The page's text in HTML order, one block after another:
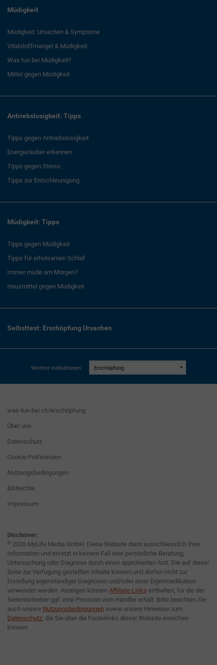
Müdigkeit
Müdigkeit: Ursachen & Symptome
Vitalstoffmangel & Müdigkeit
Was tun bei Müdigkeit?
Mittel gegen Müdigkeit
Antriebslosigkeit: Tipps
Tipps gegen Antriebslosigkeit
Energieräuber erkennen
Tipps gegen Stress
Tipps zur Entschleunigung
Müdigkeit: Tipps
Tipps gegen Müdigkeit
Tipps für erholsamen Schlaf
Immer müde am Morgen?
Hausmittel gegen Müdigkeit
Selbsttest: Erschöpfung Ursachen
Weitere Indikationen:
was-tun-bei.ch/erschöpfung
Über uns
Datenschutz
Cookie-Präferenzen
Nutzungsbedingungen
Bildrechte
Impressum
Disclaimer:
© 2026 MyLife Media GmbH. Diese Website dient ausschliesslich Ihrer
Information und ersetzt in keinem Fall eine persönliche Beratung,
Untersuchung oder Diagnose durch einen approbierten Arzt. Die auf dieser
Seite zur Verfügung gestellten Inhalte können und dürfen nicht zur
Erstellung eigenständiger Diagnosen und/oder einer Eigenmedikation
verwendet werden. Anzeigen können Affiliate-Links enthalten, für die der
Seitenbetreiber ggf. eine Provision vom Händler erhält. Bitte beachten Sie
auch unsere Nutzungsbedingungen sowie unsere Hinweise zum
Datenschutz, die Sie über die Footerlinks dieser Website erreichen
können.